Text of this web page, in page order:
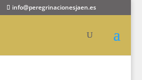
info@peregrinacionesjaen.es